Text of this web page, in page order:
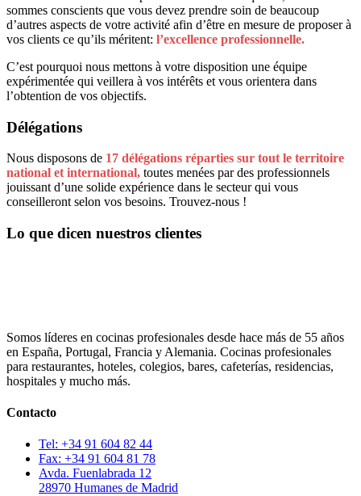
sommes conscients que vous devez prendre soin de beaucoup
d’autres aspects de votre activité afin d’être en mesure de proposer à
vos clients ce qu’ils méritent: l’excellence professionnelle.
C’est pourquoi nous mettons à votre disposition une équipe
expérimentée qui veillera à vos intérêts et vous orientera dans
l’obtention de vos objectifs.
Délégations
Nous disposons de 17 délégations réparties sur tout le territoire
national et international, toutes menées par des professionnels
jouissant d’une solide expérience dans le secteur qui vous
conseilleront selon vos besoins. Trouvez-nous !
Lo que dicen nuestros clientes
Somos líderes en cocinas profesionales desde hace más de 55 años
en España, Portugal, Francia y Alemania. Cocinas profesionales
para restaurantes, hoteles, colegios, bares, cafeterías, residencias,
hospitales y mucho más.
Contacto
Tel: +34 91 604 82 44
Fax: +34 91 604 81 78
Avda. Fuenlabrada 12
28970 Humanes de Madrid